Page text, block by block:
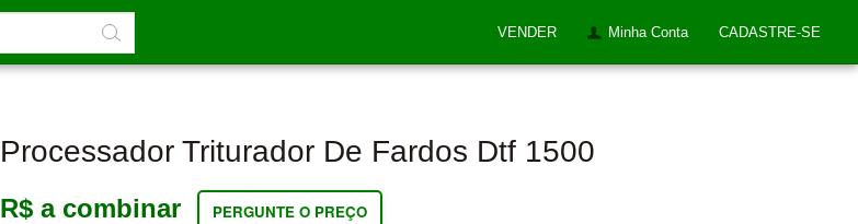
VENDER Minha Conta CADASTRE-SE
Processador Triturador De Fardos Dtf 1500
R$ a combinar PERGUNTE O PREÇO